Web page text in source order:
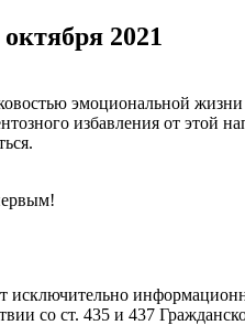
2021
эмоциональной
избавления от этой
исключительно
со ст. 435 и 437